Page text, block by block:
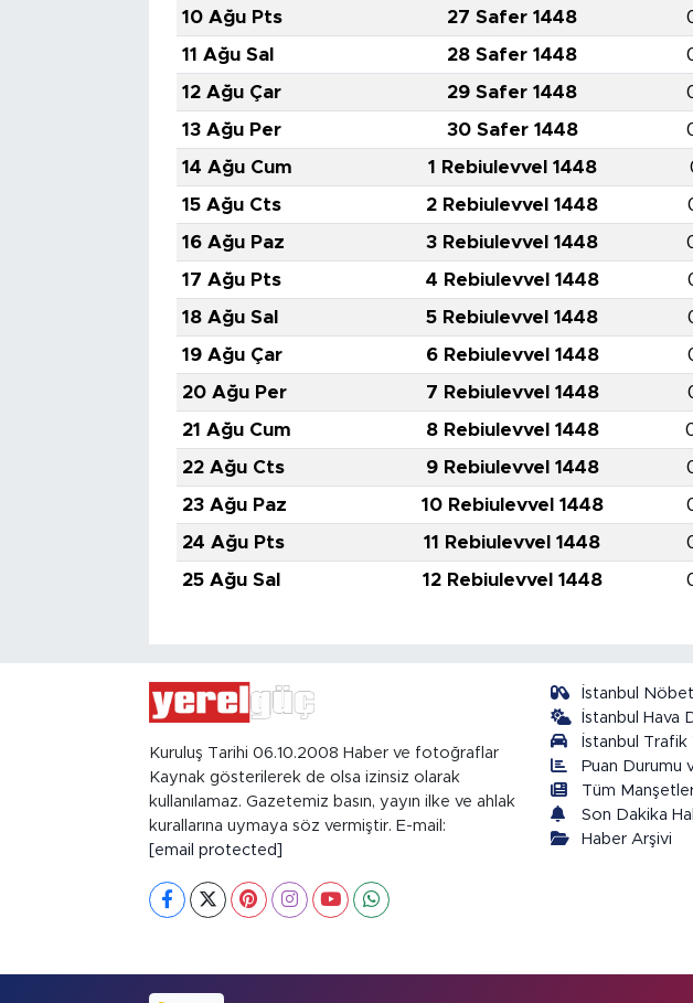
10 Ağu Pts
27 Safer 1448
11 Ağu Sal
28 Safer 1448
12 Ağu Çar
29 Safer 1448
13 Ağu Per
30 Safer 1448
14 Ağu Cum
1 Rebiulevvel 1448
15 Ağu Cts
2 Rebiulevvel 1448
16 Ağu Paz
3 Rebiulevvel 1448
17 Ağu Pts
4 Rebiulevvel 1448
18 Ağu Sal
5 Rebiulevvel 1448
19 Ağu Çar
6 Rebiulevvel 1448
20 Ağu Per
7 Rebiulevvel 1448
21 Ağu Cum
8 Rebiulevvel 1448
22 Ağu Cts
9 Rebiulevvel 1448
23 Ağu Paz
10 Rebiulevvel 1448
24 Ağu Pts
11 Rebiulevvel 1448
25 Ağu Sal
12 Rebiulevvel 1448
Kuruluş Tarihi 06.10.2008 Haber ve fotoğraflar
Kaynak gösterilerek de olsa izinsiz olarak
kullanılamaz. Gazetemiz basın, yayın ilke ve ahlak
kurallarına uymaya söz vermiştir. E-mail:
[email protected]
İstanbul
İstanbul Hava
İstanbul Trafik
Puan Durumu
Tüm
Son Dakika
Haber Arşivi